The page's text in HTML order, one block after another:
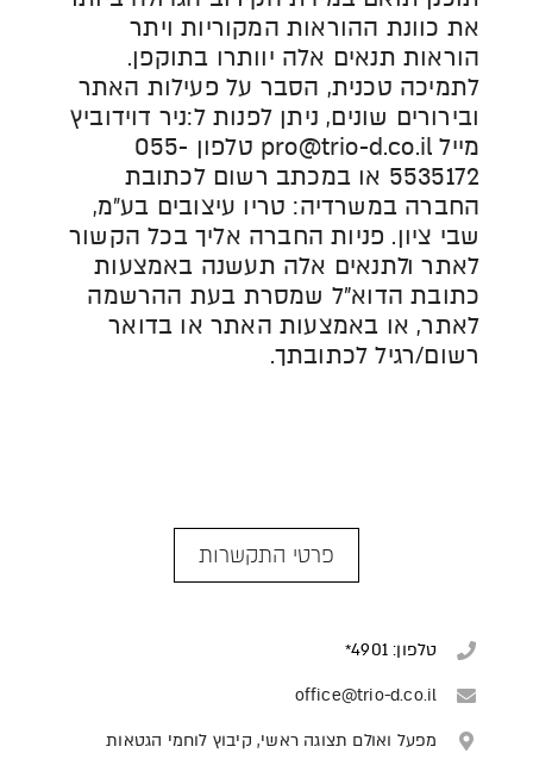
את כוונת ההוראות המקוריות ויתר
הוראות תנאים אלה יוותרו בתוקפן.
לתמיכה טכנית, הסבר על פעילות האתר
ובירורים שונים, ניתן לפנות ל:ניר דוידוביץ
מיילpro@trio-d.co.il טלפון 055-
5535172 או במכתב רשום לכתובת
החברה במשרדיה: טריו עיצובים בע״מ,
שבי ציון. פניות החברה אליך בכל הקשור
לאתר ולתנאים אלה תעשנה באמצעות
כתובת הדוא"ל שמסרת בעת ההרשמה
לאתר, או באמצעות האתר או בדואר
רשום/רגיל לכתובתך.
פרטי התקשרות
טלפון: 4901*
office@trio-d.co.il
מפעל ואולם תצוגה ראשי, קיבוץ לוחמי הגטאות